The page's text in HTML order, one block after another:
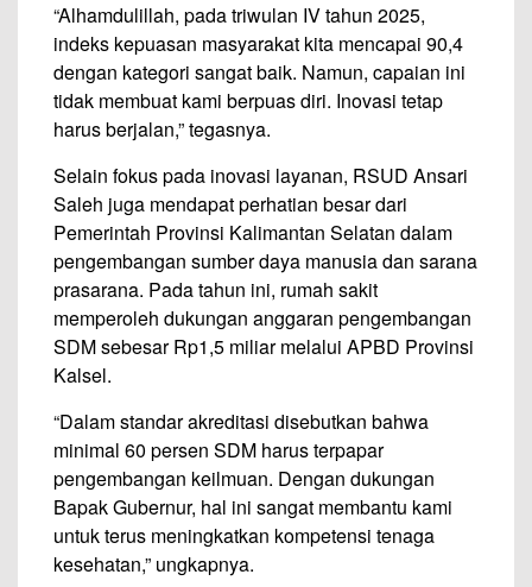
“Alhamdulillah, pada triwulan IV tahun 2025,
indeks kepuasan masyarakat kita mencapai 90,4
dengan kategori sangat baik. Namun, capaian ini
tidak membuat kami berpuas diri. Inovasi tetap
harus berjalan,” tegasnya.
Selain fokus pada inovasi layanan, RSUD Ansari
Saleh juga mendapat perhatian besar dari
Pemerintah Provinsi Kalimantan Selatan dalam
pengembangan sumber daya manusia dan sarana
prasarana. Pada tahun ini, rumah sakit
memperoleh dukungan anggaran pengembangan
SDM sebesar Rp1,5 miliar melalui APBD Provinsi
Kalsel.
“Dalam standar akreditasi disebutkan bahwa
minimal 60 persen SDM harus terpapar
pengembangan keilmuan. Dengan dukungan
Bapak Gubernur, hal ini sangat membantu kami
untuk terus meningkatkan kompetensi tenaga
kesehatan,” ungkapnya.